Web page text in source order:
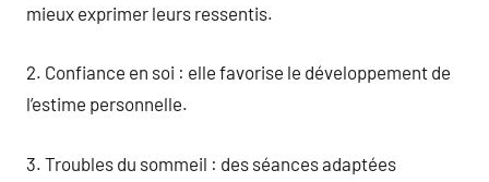
mieux exprimer leurs ressentis.
2. Confiance en soi : elle favorise le développement de
l’estime personnelle.
3. Troubles du sommeil : des séances adaptées